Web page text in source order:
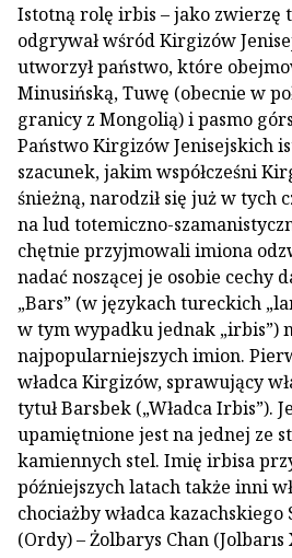
Istotną rolę irbis – jako zwierzę
odgrywał wśród Kirgizów
utworzył państwo, które
Minusińską, Tuwę (obecnie w
granicy z Mongolią) i pasmo
Państwo Kirgizów Jenisejskich
szacunek, jakim współcześni
śnieżną, narodził się już w tych
na lud totemiczno-
chętnie przyjmowali imiona
nadać noszącej je osobie cechy
„Bars” (w językach tureckich
w tym wypadku jednak „irbis”)
najpopularniejszych imion.
władca Kirgizów, sprawujący
tytuł Barsbek („Władca Irbis”).
upamiętnione jest na jednej ze
kamiennych stel. Imię irbisa
późniejszych latach także inni
chociażby władca kazachskiego
(Ordy) – Żolbarys Chan (Jolbarıs